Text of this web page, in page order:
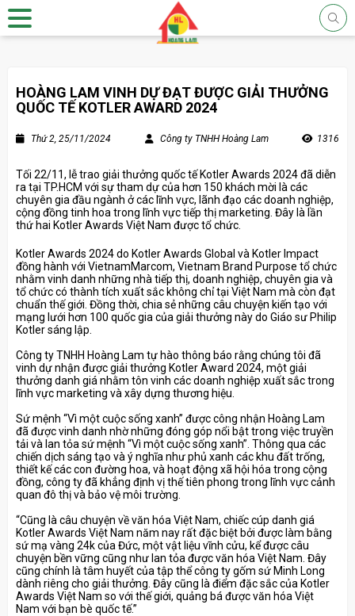
HOÀNG LAM VINH DỰ ĐẠT ĐƯỢC GIẢI THƯỞNG
QUỐC TẾ KOTLER AWARD 2024
Thứ 2, 25/11/2024 Công ty TNHH Hoàng Lam 1316
Tối 22/11, lễ trao giải thưởng quốc tế Kotler Awards 2024 đã diễn
ra tại TP.HCM với sự tham dự của hơn 150 khách mời là các
chuyên gia đầu ngành ở các lĩnh vực, lãnh đạo các doanh nghiệp,
cộng đồng tinh hoa trong lĩnh vực tiếp thị marketing. Đây là lần
thứ hai Kotler Awards Việt Nam được tổ chức.
Kotler Awards 2024 do Kotler Awards Global và Kotler Impact
đồng hành với VietnamMarcom, Vietnam Brand Purpose tổ chức
nhằm vinh danh những nhà tiếp thị, doanh nghiệp, chuyên gia và
tổ chức có thành tích xuất sắc không chỉ tại Việt Nam mà còn đạt
chuẩn thế giới. Đồng thời, chia sẻ những câu chuyện kiến tạo với
mạng lưới hơn 100 quốc gia của giải thưởng này do Giáo sư Philip
Kotler sáng lập.
Công ty TNHH Hoàng Lam tự hào thông báo rằng chúng tôi đã
vinh dự nhận được giải thưởng Kotler Award 2024, một giải
thưởng danh giá nhằm tôn vinh các doanh nghiệp xuất sắc trong
lĩnh vực marketing và xây dựng thương hiệu.
Sứ mệnh “Vì một cuộc sống xanh” được công nhận Hoàng Lam
đã được vinh danh nhờ những đóng góp nổi bật trong việc truyền
tải và lan tỏa sứ mệnh “Vì một cuộc sống xanh”. Thông qua các
chiến dịch sáng tạo và ý nghĩa như phủ xanh các khu đất trống,
thiết kế các con đường hoa, và hoạt động xã hội hóa trong cộng
đồng, công ty đã khẳng định vị thế tiên phong trong lĩnh vực cảnh
quan đô thị và bảo vệ môi trường.
“Cũng là câu chuyện về văn hóa Việt Nam, chiếc cúp danh giá
Kotler Awards Việt Nam năm nay rất đặc biệt bởi được làm bằng
sứ mạ vàng 24k của Đức, một vật liệu vĩnh cửu, kể được câu
chuyện bền vững cũng như lan tỏa được văn hóa Việt Nam. Đây
cũng chính là tâm huyết của tập thể công ty gốm sứ Minh Long
dành riêng cho giải thưởng. Đây cũng là điểm đặc sắc của Kotler
Awards Việt Nam so với thế giới, quảng bá được văn hóa Việt
Nam với bạn bè quốc tế.”